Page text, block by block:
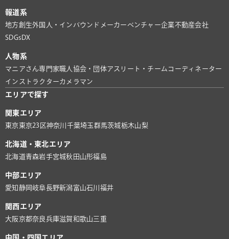
報道系
地方創生外国人・インバウンド メーカー ベンチャー企業不動産会社
SDGsDX
人物系
マニアさん専門家職人 協会・団体アスリート・チーム コーディネーター
インストラクターカメラマン
エリアで探す
関東エリア
東京東京23区神奈川 千葉埼玉群馬茨城栃木山梨
北海道・東北エリア
北海道青森岩手宮城秋田 山形福島
中部エリア
愛知 静岡 岐阜長野新潟富山石川 福井
関西エリア
大阪京都奈良兵庫滋賀和歌山三重
中国・四国エリア